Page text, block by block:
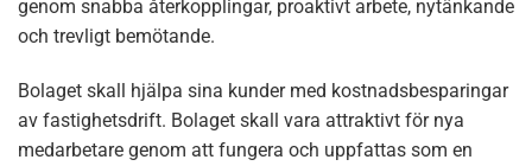
genom snabba återkopplingar, proaktivt arbete, nytänkande
och trevligt bemötande.
Bolaget skall hjälpa sina kunder med kostnadsbesparingar
av fastighetsdrift. Bolaget skall vara attraktivt för nya
medarbetare genom att fungera och uppfattas som en